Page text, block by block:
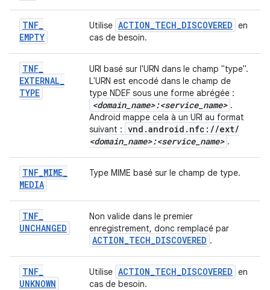
TNF_
EMPTY
Utilise ACTION_TECH_DISCOVERED en
cas de besoin.
TNF_
EXTERNAL_
TYPE
URI basé sur l'URN dans le champ "type".
L'URN est encodé dans le champ de
type NDEF sous une forme abrégée :
<domain_ name>:<service_ name> .
Android mappe cela à un URI au format
suivant : vnd .android . nfc: //ext/
<domain_ name>:<service_ name> .
TNF_MIME_
MEDIA
Type MIME basé sur le champ de type.
TNF_
UNCHANGED
Non valide dans le premier
enregistrement, donc remplacé par
ACTION_TECH_DISCOVERED .
TNF_
UNKNOWN
Utilise ACTION_TECH_DISCOVERED en
cas de besoin.